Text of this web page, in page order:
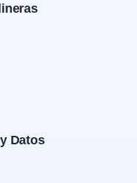
Datos